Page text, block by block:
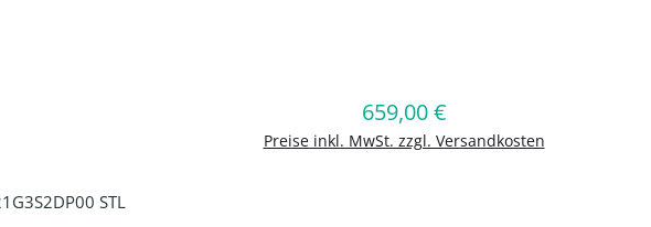
Regulärer Preis:
659,00 €
Preise inkl. MwSt. zzgl. Versandkosten
In den Warenkorb